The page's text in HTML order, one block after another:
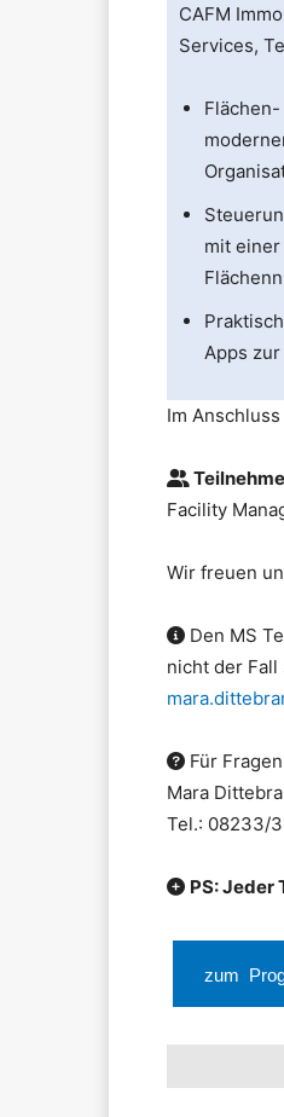
CAFM
Services,
mit
Apps
Im
Facility
Wir freuen
Den MS
nicht der
Für
Mara
Tel.: 08233/
PS:
zum